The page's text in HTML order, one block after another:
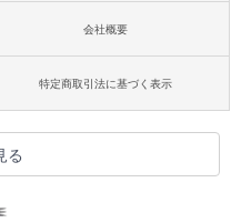
会社概要
特定商取引法に基づく表示
る